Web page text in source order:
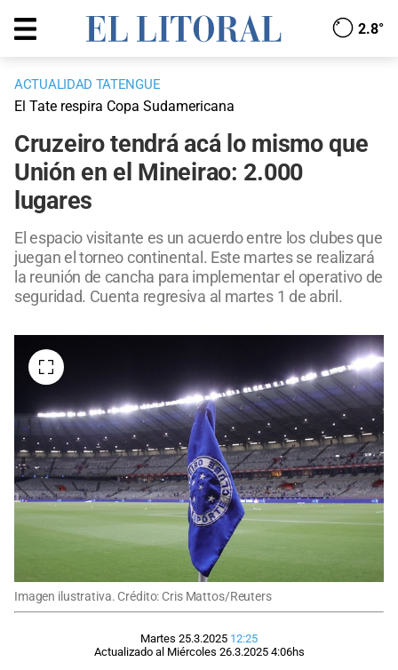
2.8°
ACTUALIDAD TATENGUE
El Tate respira Copa Sudamericana
Cruzeiro tendrá acá lo mismo que
Unión en el Mineirao: 2.000
lugares
El espacio visitante es un acuerdo entre los clubes que
juegan el torneo continental. Este martes se realizará
la reunión de cancha para implementar el operativo de
seguridad. Cuenta regresiva al martes 1 de abril.
Imagen ilustrativa. Crédito: Cris Mattos/Reuters
Martes 25.3.2025 12:25
Actualizado al Miércoles 26.3.2025 4:06hs